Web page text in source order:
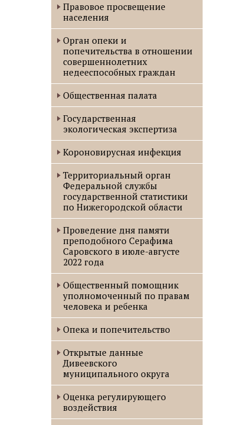
Правовое просвещение
населения
Орган опеки и
попечительства в отношении
совершеннолетних
недееспособных граждан
Общественная палата
Государственная
экологическая экспертиза
Короновирусная инфекция
Территориальный орган
Федеральной службы
государственной статистики
по Нижегородской области
Проведение дня памяти
преподобного Серафима
Саровского в июле-августе
2022 года
Oбщественный помощник
уполномоченный по правам
человека и ребенка
Опека и попечительство
Открытые данные
Дивеевского
муниципального округа
Оценка регулирующего
воздействия